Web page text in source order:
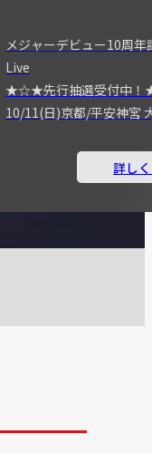
メジャーデビュー10周
Live
★☆★先行抽選受付中
10/11(日)京都/平安神宮
詳し